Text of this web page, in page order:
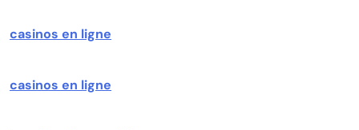
casinos en ligne
casinos en ligne